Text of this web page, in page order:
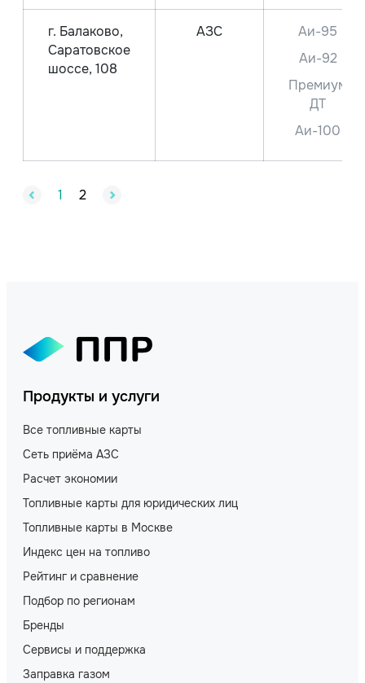
г. Балаково,
Саратовское
шоссе, 108
АЗС
Аи-95
Аи-92
Премиум
ДТ
Аи-100
1 2
Продукты и услуги
Все топливные карты
Сеть приёма АЗС
Расчет экономии
Топливные карты для юридических лиц
Топливные карты в Москве
Индекс цен на топливо
Рейтинг и сравнение
Подбор по регионам
Бренды
Сервисы и поддержка
Заправка газом